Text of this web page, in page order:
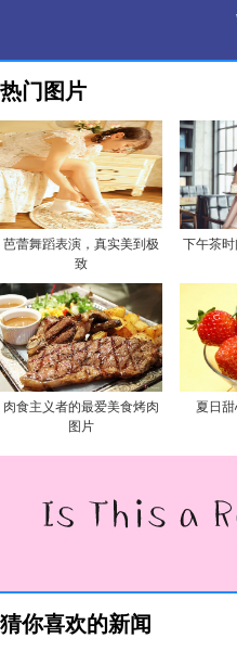
热门图片
芭蕾舞蹈表演，真实美到极
致
下午茶
肉食主义者的最爱美食烤肉
图片
夏日
猜你喜欢的新闻